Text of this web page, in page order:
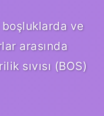
ve
arasında
sıvısı (BOS)